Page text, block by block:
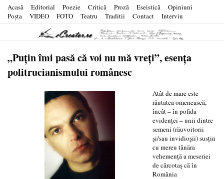
Acasă Editorial Poezie Critică Proză Eseistică
Opiniuni
Poşta
VIDEO FOTO Teatru Traditii Contact Interviu
„Puţin îmi pasă că voi nu mă vreţi”, esenţa
politrucianismului românesc
Atât de mare este
răutatea omenească,
încât – în pofida
evidenţei – unii dintre
semeni (răuvoitorii
şi/sau invidioşii) susţin
cu mereu tânăra
vehemenţă a meseriei
de cârcotaş că în
România